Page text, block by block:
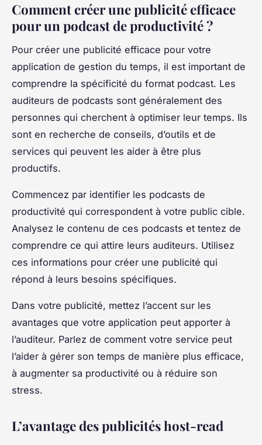
Comment créer une publicité efficace
pour un podcast de productivité ?
Pour créer une publicité efficace pour votre
application de gestion du temps, il est important de
comprendre la spécificité du format podcast. Les
auditeurs de podcasts sont généralement des
personnes qui cherchent à optimiser leur temps. Ils
sont en recherche de conseils, d’outils et de
services qui peuvent les aider à être plus
productifs.
Commencez par identifier les podcasts de
productivité qui correspondent à votre public cible.
Analysez le contenu de ces podcasts et tentez de
comprendre ce qui attire leurs auditeurs. Utilisez
ces informations pour créer une publicité qui
répond à leurs besoins spécifiques.
Dans votre publicité, mettez l’accent sur les
avantages que votre application peut apporter à
l’auditeur. Parlez de comment votre service peut
l’aider à gérer son temps de manière plus efficace,
à augmenter sa productivité ou à réduire son
stress.
L’avantage des publicités host-read